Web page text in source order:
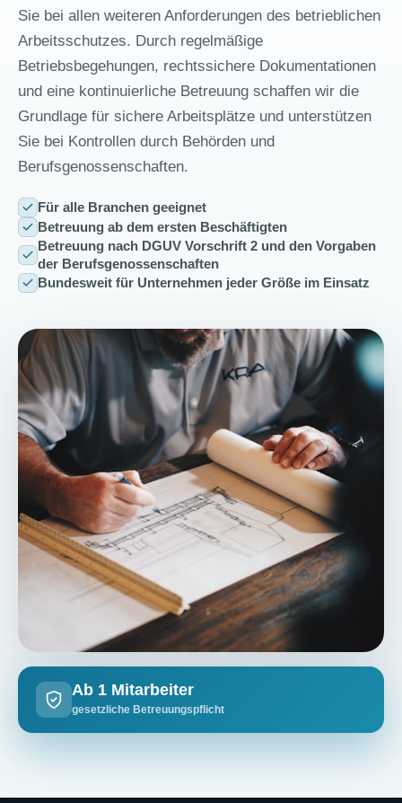
Sie bei allen weiteren Anforderungen des betrieblichen
Arbeitsschutzes. Durch regelmäßige
Betriebsbegehungen, rechtssichere Dokumentationen
und eine kontinuierliche Betreuung schaffen wir die
Grundlage für sichere Arbeitsplätze und unterstützen
Sie bei Kontrollen durch Behörden und
Berufsgenossenschaften.
Für alle Branchen geeignet
Betreuung ab dem ersten Beschäftigten
Betreuung nach DGUV Vorschrift 2 und den Vorgaben
der Berufsgenossenschaften
Bundesweit für Unternehmen jeder Größe im Einsatz
Ab 1 Mitarbeiter
gesetzliche Betreuungspflicht